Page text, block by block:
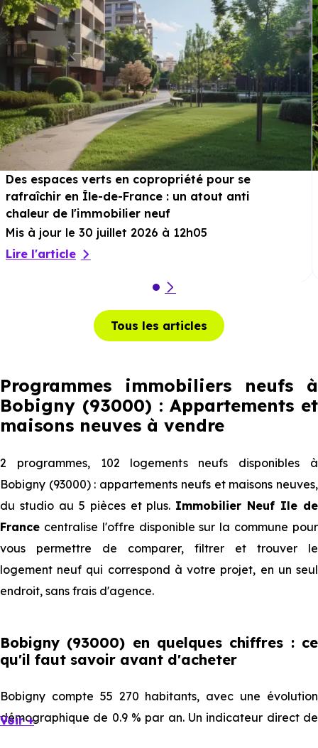
Des espaces verts en copropriété pour se
rafraîchir en Île-de-France : un atout anti
chaleur de l'immobilier neuf
Mis à jour le 30 juillet 2026 à 12h05
Lire l'article
Tous les articles
Programmes immobiliers neufs à
Bobigny (93000) : Appartements et
maisons neuves à vendre
2 programmes, 102 logements neufs disponibles à
Bobigny (93000) : appartements neufs et maisons neuves,
du studio au 5 pièces et plus. Immobilier Neuf Ile de
France centralise l'offre disponible sur la commune pour
vous permettre de comparer, filtrer et trouver le
logement neuf qui correspond à votre projet, en un seul
endroit, sans frais d'agence.
Bobigny (93000) en quelques chiffres : ce
qu'il faut savoir avant d'acheter
Bobigny compte 55 270 habitants, avec une évolution
démographique de 0.9 % par an. Un indicateur direct de
Voir +